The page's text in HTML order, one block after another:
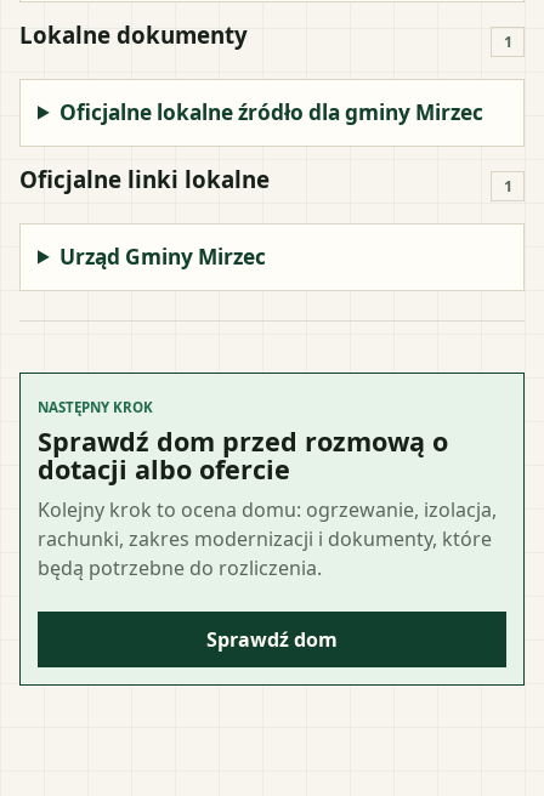
Lokalne dokumenty 1
Oficjalne lokalne źródło dla gminy Mirzec
Oficjalne linki lokalne 1
Urząd Gminy Mirzec
NASTĘPNY KROK
Sprawdź dom przed rozmową o
dotacji albo ofercie
Kolejny krok to ocena domu: ogrzewanie, izolacja,
rachunki, zakres modernizacji i dokumenty, które
będą potrzebne do rozliczenia.
Sprawdź dom